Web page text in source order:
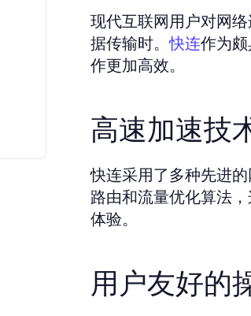
现代互联网用户对网
据传输时。快连作为
作更加高效。
高速加速技
快连采用了多种先进
路由和流量优化算法
体验。
用户友好的